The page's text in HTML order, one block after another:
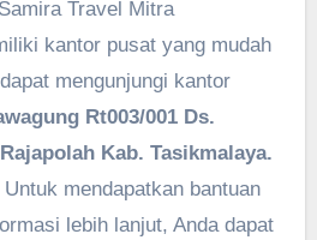
Samira Travel Mitra
kantor pusat yang mudah
mengunjungi kantor
Rt003/001 Ds.
Kab. Tasikmalaya.
Untuk mendapatkan bantuan
lebih lanjut, Anda dapat